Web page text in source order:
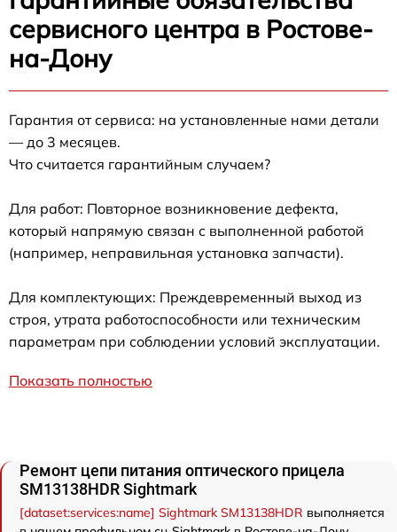
сервисного центра в Ростове-
на-Дону
Гарантия от сервиса: на установленные нами детали
— до 3 месяцев.
Что считается гарантийным случаем?
Для работ: Повторное возникновение дефекта,
который напрямую связан с выполненной работой
(например, неправильная установка запчасти).
Для комплектующих: Преждевременный выход из
строя, утрата работоспособности или техническим
параметрам при соблюдении условий эксплуатации.
Показать полностью
Ремонт цепи питания оптического прицела
SM13138HDR Sightmark
[dataset:services:name] Sightmark SM13138HDR выполняется